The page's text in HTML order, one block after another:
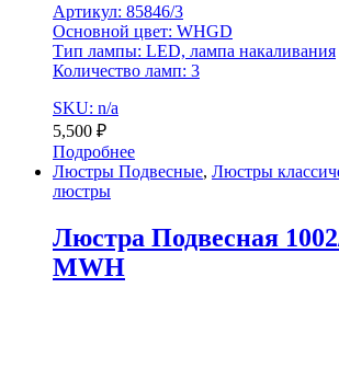
Артикул: 85846/3
Основной цвет: WHGD
Тип лампы: LED, лампа накаливания
Количество ламп: 3
SKU: n/a
5,500 ₽
Подробнее
Люстры Подвесные, Люстры
люстры
Люстра Подвесная
MWH